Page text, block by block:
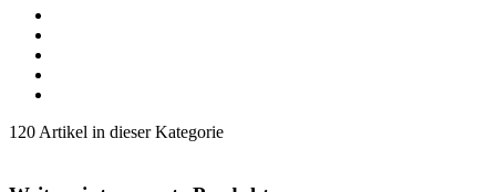
120 Artikel in dieser Kategorie